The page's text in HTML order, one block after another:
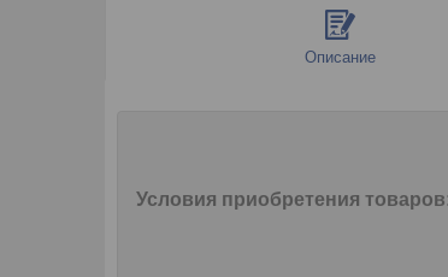
Описание
Условия приобретения